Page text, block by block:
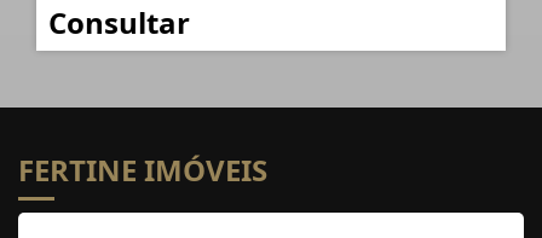
Consultar
FERTINE IMÓVEIS